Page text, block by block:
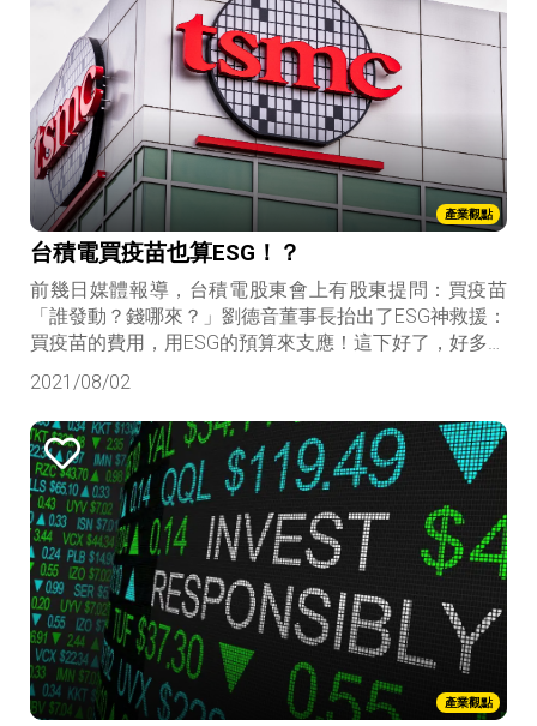
用最簡單、最白話的方式描述企業真實面對的問題，提
出可能的最適解，幫助你轉大人。
產業觀點
台積電買疫苗也算ESG！？
前幾日媒體報導，台積電股東會上有股東提問：買疫苗
「誰發動？錢哪來？」劉德音董事長抬出了ESG神救援：
買疫苗的費用，用ESG的預算來支應！這下好了，好多人
來問我，買疫苗也算ESG嗎? 我說，當然算！這是企業救
國(Enterprise Save Government)，簡稱ESG不為過。 以
上，我的解釋，當然都不是真的...
2021/08/02
產業觀點